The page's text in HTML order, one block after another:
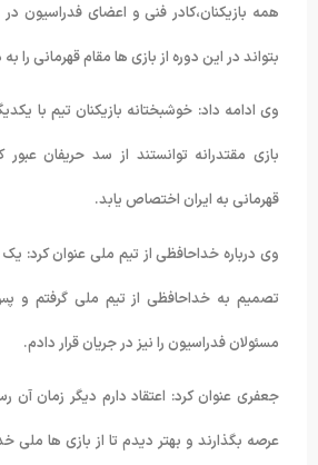
همه بازیکنان،کادر فنی و اعضای فدراسیون
بتواند در این دوره از بازی ها مقام قهرمانی را
وی ادامه داد: خوشبختانه بازیکنان تیم با
بازی مقتدرانه توانستند از سد حریفان عبور
قهرمانی به ایران اختصاص یابد.
وی درباره خداحافظی از تیم ملی عنوان کرد: یک
تصمیم به خداحافظی از تیم ملی گرفتم و
مسئولان فدراسیون را نیز در جریان قرار دادم.
جعفری عنوان کرد: اعتقاد دارم دیگر زمان آن
عرصه بگذارند و بهتر دیدم تا از بازی ها ملی